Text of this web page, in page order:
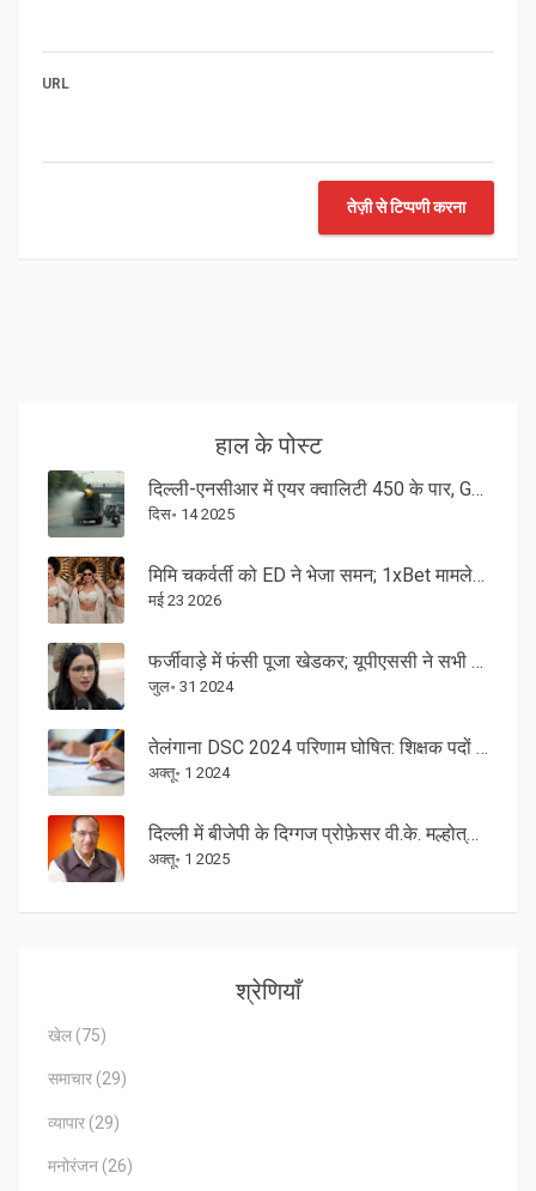
URL
तेज़ी से टिप्पणी करना
हाल के पोस्ट
दिल्ली-एनसीआर में एयर क्वालिटी 450 के पार, GRAP-IV लागू: सभी निर्माण बंद, वाहनों पर पाबंदियां
दिस॰ 14 2025
मिमि चकर्वर्ती को ED ने भेजा समन; 1xBet मामले में दिल्ली बुलाया
मई 23 2026
फर्जीवाड़े में फंसी पूजा खेडकर; यूपीएससी ने सभी भविष्य के परीक्षाओं से किया बाहर
जुल॰ 31 2024
तेलंगाना DSC 2024 परिणाम घोषित: शिक्षक पदों के नतीजे जानने का सीधा लिंक
अक्तू॰ 1 2024
दिल्ली में बीजेपी के दिग्गज प्रोफ़ेसर वी.के. मल्होत्रा का निधन, उम्र 93‑94
अक्तू॰ 1 2025
श्रेणियाँ
खेल (75)
समाचार (29)
व्यापार (29)
मनोरंजन (26)